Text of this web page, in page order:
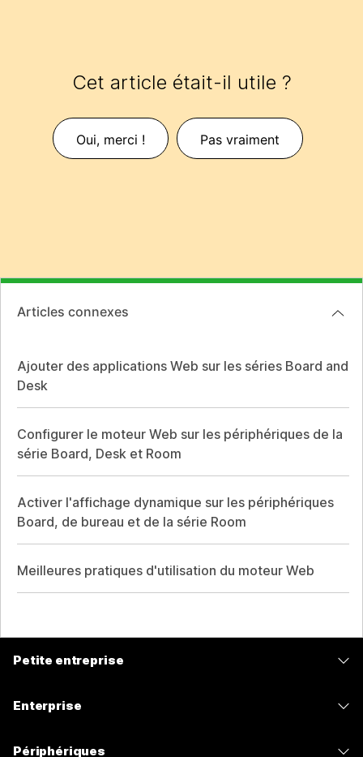
Cet article était-il utile ?
Oui, merci ! Pas vraiment
Articles connexes
Ajouter des applications Web sur les séries Board and
Desk
Configurer le moteur Web sur les périphériques de la
série Board, Desk et Room
Activer l'affichage dynamique sur les périphériques
Board, de bureau et de la série Room
Meilleures pratiques d'utilisation du moteur Web
Petite entreprise
Enterprise
Périphériques